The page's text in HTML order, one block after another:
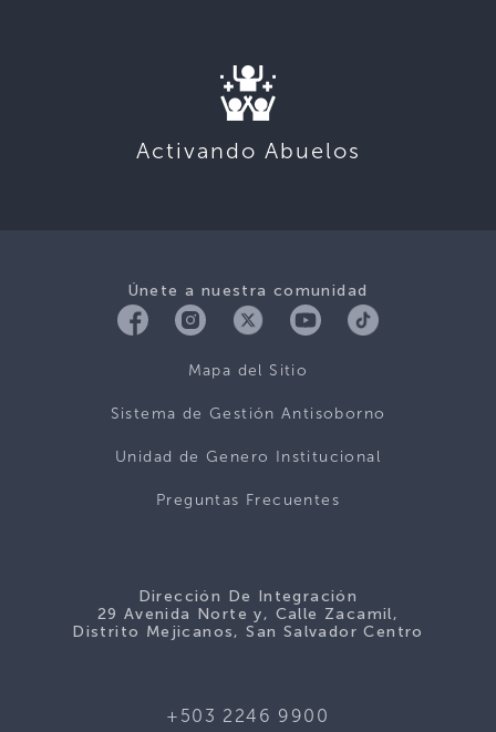
Activando Abuelos
Únete a nuestra comunidad
Mapa del Sitio
Sistema de Gestión Antisoborno
Unidad de Genero Institucional
Preguntas Frecuentes
Dirección De Integración
29 Avenida Norte y, Calle Zacamil,
Distrito Mejicanos, San Salvador Centro
+503 2246 9900